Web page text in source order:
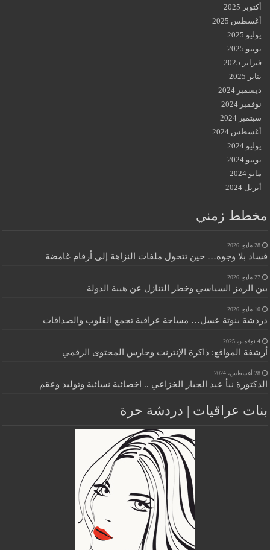
أكتوبر 2025
أغسطس 2025
يوليو 2025
يونيو 2025
فبراير 2025
يناير 2025
ديسمبر 2024
نوفمبر 2024
سبتمبر 2024
أغسطس 2024
يوليو 2024
يونيو 2024
مايو 2024
أبريل 2024
مخطط زمني
28 مايو، 2026
فساد بلا وجوه… حين تتحول ملفات النزاهة إلى أرقام غامضة
27 مايو، 2026
بين الرمز السياسي وخطر التنازل عن هيبة الدولة
10 مايو، 2026
دردشة بنوتة عسل… مساحة عراقية تجمع القلوب والصداقات
4 نوفمبر، 2025
أرشفة المواقع: ذاكرة الإنترنت وحارس المحتوى الرقمي
28 أغسطس، 2024
الدكتورة نبأ عبد الجبار الخزاعي .. اخصائية نسائية وتوليد وعقم
بنات عراقيات | دردشة حرة